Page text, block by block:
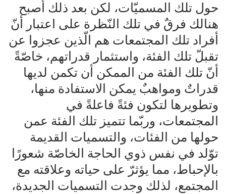
حول تلك المسميّات، لكن بعد ذلك أصبح
هنالك فرقٌ في تلك النّظرة على اعتبار أنّ
أفراد تلك المجتمعات هم الّذين عجزوا عن
تقبلّ تلك الفئة، واستثمار قدراتهم، خاصّةً
أنّ تلك الفئة من الممكن أن تكمن لديها
قدراتٌ ومواهبٌ يمكن الاستفادة منها،
وتطويرها لتكون فئةً فاعلةً في
المجتمعات، وربّما تتميز تلك الفئة عمن
حولها من الفئات، والتسميات القديمة
توّلد في نفس ذوي الحاجة الخاصّة شعورًا
بالإحباط، مما يؤثرّ على حياته وعلاقته مع
المجتمع، لذلك وجدت التسميات الجديدة،